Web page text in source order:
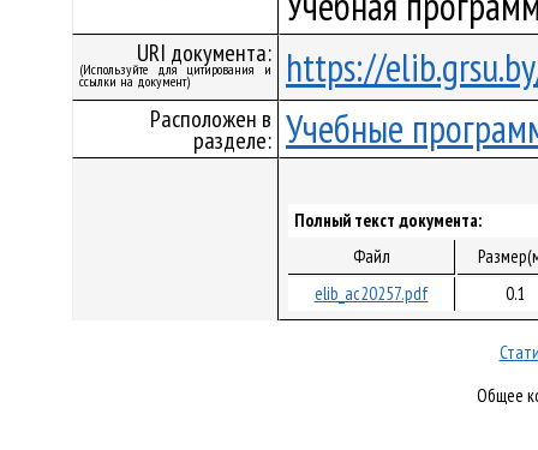
URI документа:
(Используйте для цитирования и
ссылки на документ) https://
Расположен в
разделе: Учебные
Полный текст документа:
Файл
elib_ac20257.pdf
0.1
Общее